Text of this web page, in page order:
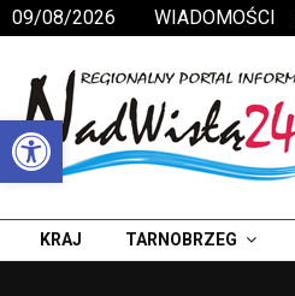
Otwórz pasek narzędzi
09/08/2026 WIADOMOŚCI
KRAJ TARNOBRZEG